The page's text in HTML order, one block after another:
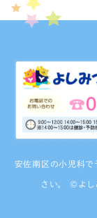
安佐南区の小児科で
さい。 ©よ